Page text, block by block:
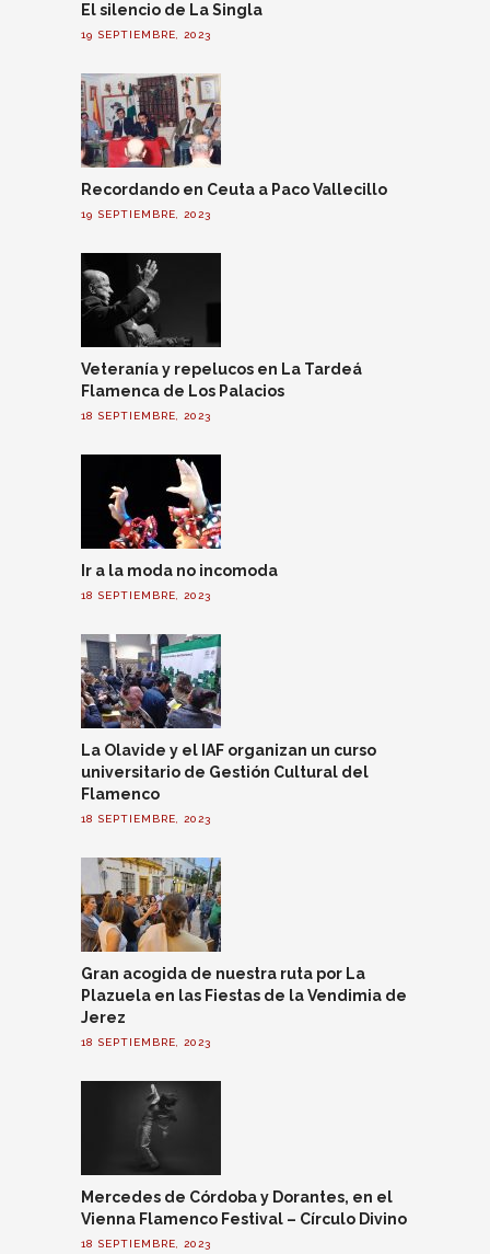
El silencio de La Singla
19 SEPTIEMBRE, 2023
Recordando en Ceuta a Paco Vallecillo
19 SEPTIEMBRE, 2023
Veteranía y repelucos en La Tardeá
Flamenca de Los Palacios
18 SEPTIEMBRE, 2023
Ir a la moda no incomoda
18 SEPTIEMBRE, 2023
La Olavide y el IAF organizan un curso
universitario de Gestión Cultural del
Flamenco
18 SEPTIEMBRE, 2023
Gran acogida de nuestra ruta por La
Plazuela en las Fiestas de la Vendimia de
Jerez
18 SEPTIEMBRE, 2023
Mercedes de Córdoba y Dorantes, en el
Vienna Flamenco Festival – Círculo Divino
18 SEPTIEMBRE, 2023